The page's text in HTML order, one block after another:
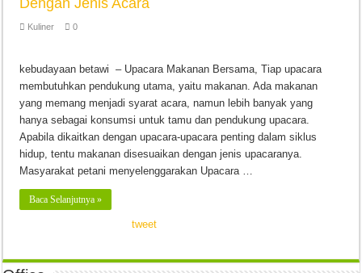
Dengan Jenis Acara
Kuliner 0
kebudayaan betawi – Upacara Makanan Bersama, Tiap upacara
membutuhkan pendukung utama, yaitu makanan. Ada makanan
yang memang menjadi syarat acara, namun lebih banyak yang
hanya sebagai konsumsi untuk tamu dan pendukung upacara.
Apabila dikaitkan dengan upacara-upacara penting dalam siklus
hidup, tentu makanan disesuaikan dengan jenis upacaranya.
Masyarakat petani menyelenggarakan Upacara …
Baca Selanjutnya »
tweet